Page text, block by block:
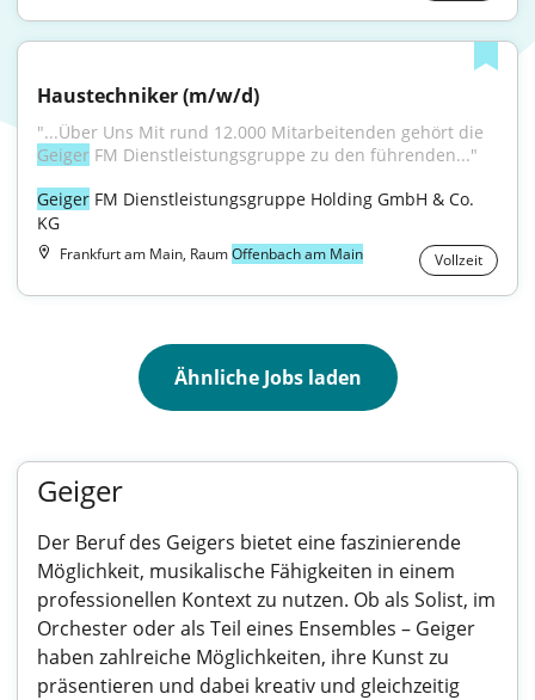
Haustechniker (m/w/d)
Geiger FM Dienstleistungsgruppe zu den führenden..."
Geiger FM Dienstleistungsgruppe Holding GmbH & Co.
KG
Frankfurt am Main, RaumOffenbach am Main Vollzeit
Ähnliche Jobs laden
Geiger
Der Beruf des Geigers bietet eine faszinierende
Möglichkeit, musikalische Fähigkeiten in einem
professionellen Kontext zu nutzen. Ob als Solist, im
Orchester oder als Teil eines Ensembles – Geiger
haben zahlreiche Möglichkeiten, ihre Kunst zu
präsentieren und dabei kreativ und gleichzeitig